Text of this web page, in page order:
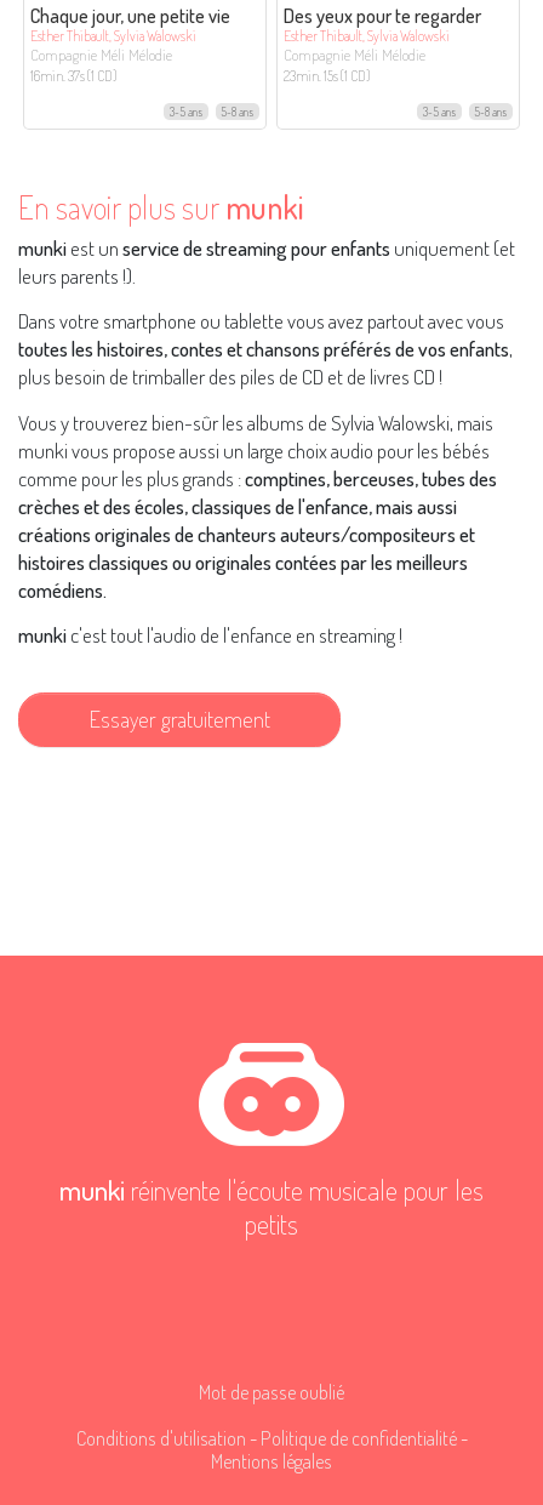
Chaque jour, une petite vie
Esther Thibault, Sylvia Walowski
Compagnie Méli Mélodie
16min. 37s (1 CD)
3-5 ans 5-8 ans
Des yeux pour te regarder
Esther Thibault, Sylvia Walowski
Compagnie Méli Mélodie
23min. 15s (1 CD)
3-5 ans 5-8 ans
En savoir plus sur munki
munkiest unservice de streaming pour enfants uniquement (et
leurs parents !).
Dans votre smartphone ou tablette vous avez partout avec vous
toutes les histoires, contes et chansons préférés de vos enfants,
plus besoin de trimballer des piles de CD et de livres CD !
Vous y trouverez bien-sûr les albums de Sylvia Walowski, mais
munki vous propose aussi un large choix audio pour les bébés
comme pour les plus grands :comptines, berceuses, tubes des
crèches et des écoles, classiques de l'enfance, mais aussi
créations originales de chanteurs auteurs/compositeurs et
histoires classiques ou originales contées par les meilleurs
comédiens.
munkic'est tout l'audio de l'enfance en streaming !
Essayer gratuitement
munki réinvente l'écoute musicale pour les
petits
Mot de passe oublié
Conditions d'utilisation -Politique de confidentialité-
Mentions légales